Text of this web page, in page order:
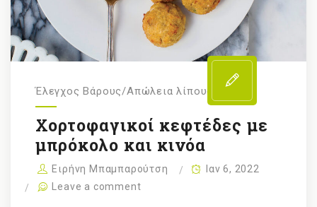
Έλεγχος Βάρους/Απώλεια λίπους
Χορτοφαγικοί κεφτέδες με
μπρόκολο και κινόα
Ειρήνη Μπαμπαρούτση
Ιαν 6, 2022
Leave a comment